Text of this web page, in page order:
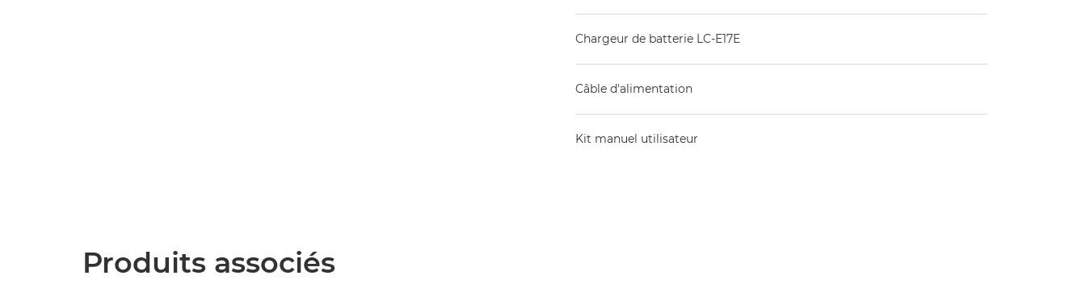
Chargeur de batterie LC-E17E
Câble d'alimentation
Kit manuel utilisateur
Produits associés